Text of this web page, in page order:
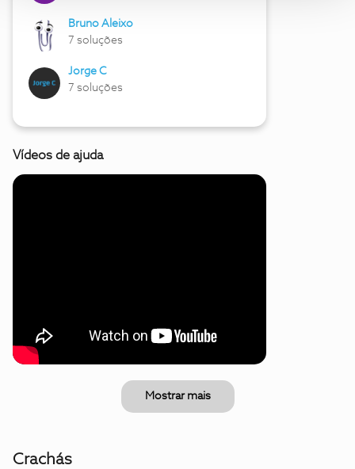
Bruno Aleixo
7 soluções
Jorge C
7 soluções
Vídeos de ajuda
Mostrar mais
Crachás